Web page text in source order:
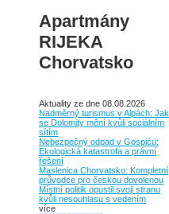
Apartmány
RIJEKA
Chorvatsko
Aktuality ze dne 08.08.2026
Nadměrný turismus v Alpách: Jak
se Dolomity mění kvůli sociálním
sítím
Nebezpečný odpad v Gospiću:
Ekologická katastrofa a právní
řešení
Maslenica Chorvatsko: Kompletní
průvodce pro českou dovolenou
Místní politik opustil svoji stranu
kvůli nesouhlasu s vedením
více